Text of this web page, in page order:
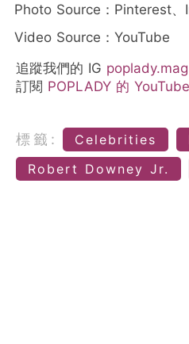
Photo Source：Pinterest
Video Source：YouTube
追蹤我們的 IG poplady.mag
訂閱 POPLADY 的
標籤: Celebrities
Robert Downey Jr.